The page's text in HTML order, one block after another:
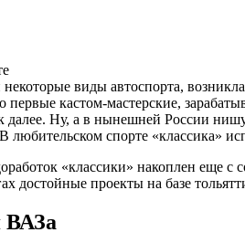
виды автоспорта,
первые кастом-мастерские,
далее. Ну, а в нынешней России
спорте «классика»
«классики» накоплен еще с
достойные проекты на базе
ВАЗа